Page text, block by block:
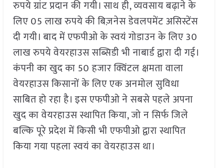
रुपये ग्रांट प्रदान की गयी। साथ ही, व्यवसाय बढ़ाने के
लिए 05 लाख रुपये की बिज़नेस डेवलपमेंट असिस्टेंस
दी गयी। बाद में एफपीओ के स्वयं गोडाउन के लिए 30
लाख रुपये वेयरहाउस सब्सिडी भी नाबार्ड द्वारा दी गई।
कंपनी का खुद का 50 हजार क्विंटल क्षमता वाला
वेयरहाउस किसानों के लिए एक अनमोल सुविधा
साबित हो रहा है। इस एफपीओ ने सबसे पहले अपना
खुद का वेयरहाउस स्थापित किया, जो न सिर्फ जिले
बल्कि पूरे प्रदेश में किसी भी एफपीओ द्वारा स्थापित
किया गया पहला स्वयं का वेयरहाउस था।